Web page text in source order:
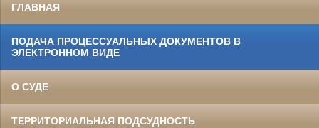
ГЛАВНАЯ
ПОДАЧА ПРОЦЕССУАЛЬНЫХ ДОКУМЕНТОВ В
ЭЛЕКТРОННОМ ВИДЕ
О СУДЕ
ТЕРРИТОРИАЛЬНАЯ ПОДСУДНОСТЬ